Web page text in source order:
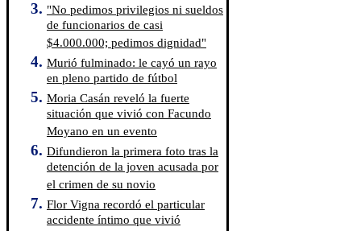
"No pedimos privilegios ni sueldos
de funcionarios de casi
$4.000.000; pedimos dignidad"
Murió fulminado: le cayó un rayo
en pleno partido de fútbol
Moria Casán reveló la fuerte
situación que vivió con Facundo
Moyano en un evento
Difundieron la primera foto tras la
detención de la joven acusada por
el crimen de su novio
Flor Vigna recordó el particular
accidente íntimo que vivió